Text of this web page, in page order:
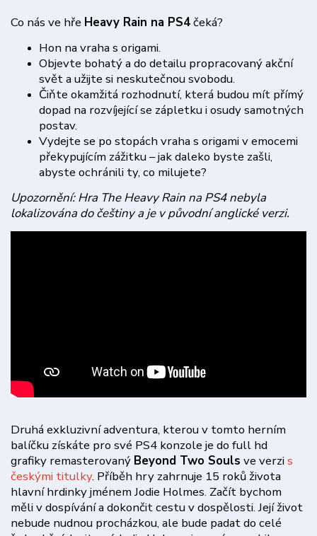
Co nás ve hře Heavy Rain na PS4čeká?
Hon na vraha s origami.
Objevte bohatý a do detailu propracovaný akční
svět a užijte si neskutečnou svobodu.
Čiňte okamžitá rozhodnutí, která budou mít přímý
dopad na rozvíjející se zápletku i osudy samotných
postav.
Vydejte se po stopách vraha s origami v emocemi
překypujícím zážitku – jak daleko byste zašli,
abyste ochránili ty, co milujete?
Upozornění: Hra The Heavy Rain na PS4 nebyla
lokalizována do češtiny a je v původní anglické verzi.
Druhá exkluzivní adventura, kterou v tomto herním
balíčku získáte pro své PS4 konzole je do full hd
grafiky remasterovaný Beyond Two Souls ve verzis
českými titulky. Příběh hry zahrnuje 15 roků života
hlavní hrdinky jménem Jodie Holmes. Začít bychom
měli v dospívání a dokončit cestu v dospělosti. Její život
nebude nudnou procházkou, ale bude padat do celé